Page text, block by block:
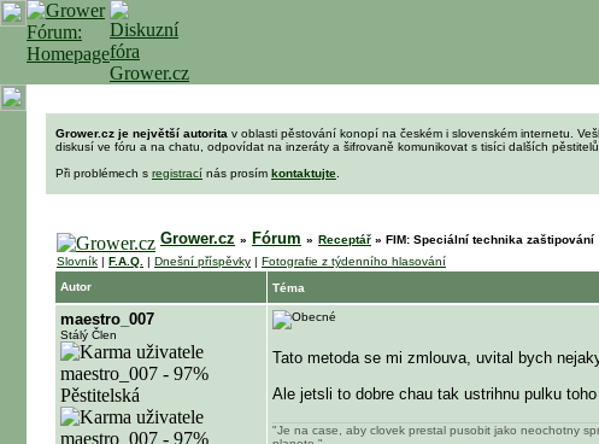
Grower.cz je největší autorita v oblasti pěstování konopí na českém i slovenském internetu.
diskusí ve fóru a na chatu, odpovídat na inzeráty a šifrovaně komunikovat s tisíci dalších
Při problémech s registrací nás prosím kontaktujte
Grower.cz » Fórum » Receptář » FIM: Speciální technika zaštipování
Slovník | F.A.Q. | Dnešní příspěvky | Fotografie z týdenního hlasování
Autor
Téma
maestro_007
Stálý Člen
Tato metoda se mi zmlouva, uvital bych
Ale jetsli to dobre chau tak ustrihnu pulku
"Je na case, aby clovek prestal pusobit jako neochotny